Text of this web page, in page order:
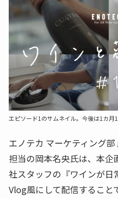
エピソード1のサムネイル。今後は1カ月
エノテカ マーケティング
担当の岡本名央氏は、本企
社スタッフの『ワインが日
Vlog風にして配信すること